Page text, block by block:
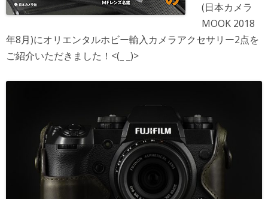
(日本カメラ
MOOK 2018
年8月)にオリエンタルホビー輸入カメラアクセサリー2点を
ご紹介いただきました！<(_ _)>